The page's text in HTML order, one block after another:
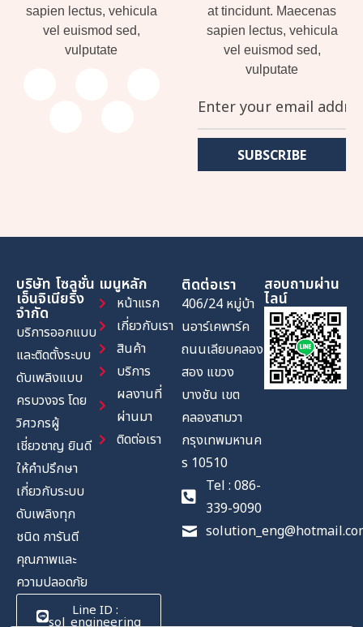
sapien lectus, vehicula
vel euismod sed,
vulputate
at tincidunt. Maecenas
sapien lectus, vehicula
vel euismod sed,
vulputate
SUBSCRIBE
บริษัท โซลูชั่น
เอ็นจิเนียริ่ง
จำกัด
บริการออกแบบ
และติดตั้งระบบ
ดับเพลิงแบบ
ครบวงจร โดย
วิศวกรผู้
เชี่ยวชาญ ยินดี
ให้คำปรึกษา
เกี่ยวกับระบบ
ดับเพลิงทุก
ชนิด การันตี
คุณภาพและ
ความปลอดภัย
Line ID :
sol_engineering
เมนูหลัก
หน้าแรก
เกี่ยวกับเรา
สินค้า
บริการ
ผลงานที่
ผ่านมา
ติดต่อเรา
ติดต่อเรา
406/24 หมู่บ้า
นอาร์เคพาร์ค
ถนนเลียบคลอง
สอง แขวง
บางชัน เขต
คลองสามวา
กรุงเทพมหานค
ร 10510
Tel : 086-
339-9090
สอบถามผ่าน
ไลน์